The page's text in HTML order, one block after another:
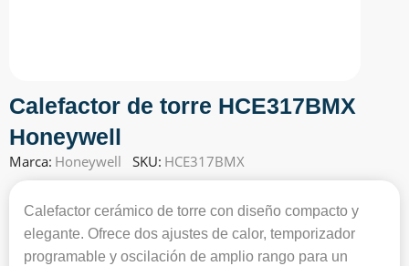
Calefactor de torre HCE317BMX
Honeywell
Marca: Honeywell SKU: HCE317BMX
Calefactor cerámico de torre con diseño compacto y
elegante. Ofrece dos ajustes de calor, temporizador
programable y oscilación de amplio rango para un